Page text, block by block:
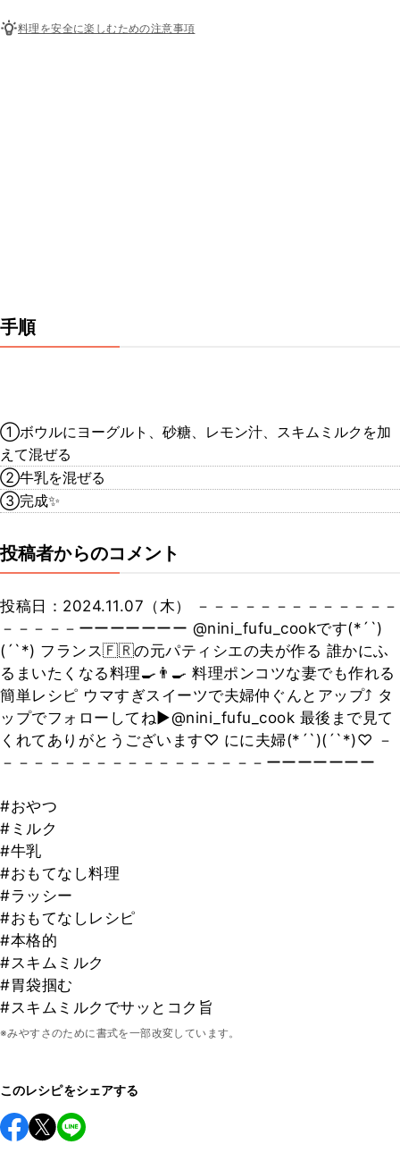
料理を安全に楽しむための注意事項
手順
①ボウルにヨーグルト、砂糖、レモン汁、スキムミルクを加
えて混ぜる
②牛乳を混ぜる
③完成✨
投稿者からのコメント
投稿日：2024.11.07（木） －－－－－－－－－－－－－
－－－－－ーーーーーーー @nini_fufu_cookです(*´`)
(´`*) フランス🇫🇷の元パティシエの夫が作る 誰かにふ
るまいたくなる料理🍳👨‍🍳 料理ポンコツな妻でも作れる
簡単レシピ ウマすぎスイーツで夫婦仲ぐんとアップ⤴ タ
ップでフォローしてね▶@nini_fufu_cook 最後まで見て
くれてありがとうございます♡ にに夫婦(*´`)(´`*)♡ －
－－－－－－－－－－－－－－－－－ーーーーーーー
#おやつ
#ミルク
#牛乳
#おもてなし料理
#ラッシー
#おもてなしレシピ
#本格的
#スキムミルク
#胃袋掴む
#スキムミルクでサッとコク旨
※みやすさのために書式を一部改変しています。
このレシピをシェアする